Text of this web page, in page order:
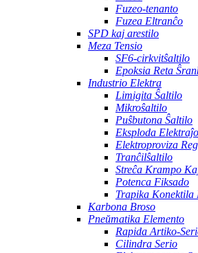
Fuzeo-tenanto
Fuzea Eltranĉo
SPD kaj arestilo
Meza Tensio
SF6-cirkvitŝaltilo
Epoksia Reta
Industrio Elektra
Limigita Ŝaltilo
Mikroŝaltilo
Puŝbutona Ŝaltilo
Eksploda Elektraĵo
Elektroproviza
Tranĉilŝaltilo
Streĉa Krampo
Potenca Fiksado
Trapika Konektila
Karbona Broso
Pneŭmatika Elemento
Rapida Artiko-
Cilindra Serio